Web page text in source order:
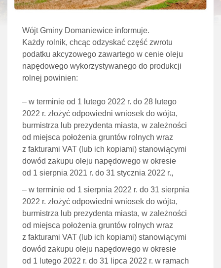
Wójt Gminy Domaniewice informuje.
Każdy rolnik, chcąc odzyskać część zwrotu
podatku akcyzowego zawartego w cenie oleju
napędowego wykorzystywanego do produkcji
rolnej powinien:
– w terminie od 1 lutego 2022 r. do 28 lutego
2022 r. złożyć odpowiedni wniosek do wójta,
burmistrza lub prezydenta miasta, w zależności
od miejsca położenia gruntów rolnych wraz
z fakturami VAT (lub ich kopiami) stanowiącymi
dowód zakupu oleju napędowego w okresie
od 1 sierpnia 2021 r. do 31 stycznia 2022 r.,
– w terminie od 1 sierpnia 2022 r. do 31 sierpnia
2022 r. złożyć odpowiedni wniosek do wójta,
burmistrza lub prezydenta miasta, w zależności
od miejsca położenia gruntów rolnych wraz
z fakturami VAT (lub ich kopiami) stanowiącymi
dowód zakupu oleju napędowego w okresie
od 1 lutego 2022 r. do 31 lipca 2022 r. w ramach